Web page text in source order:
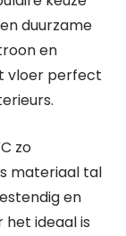
duurzame
en
vloer perfect
zo
materiaal tal
en
ideaal is